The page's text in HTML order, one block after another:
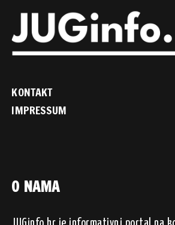
KONTAKT
IMPRESSUM
O NAMA